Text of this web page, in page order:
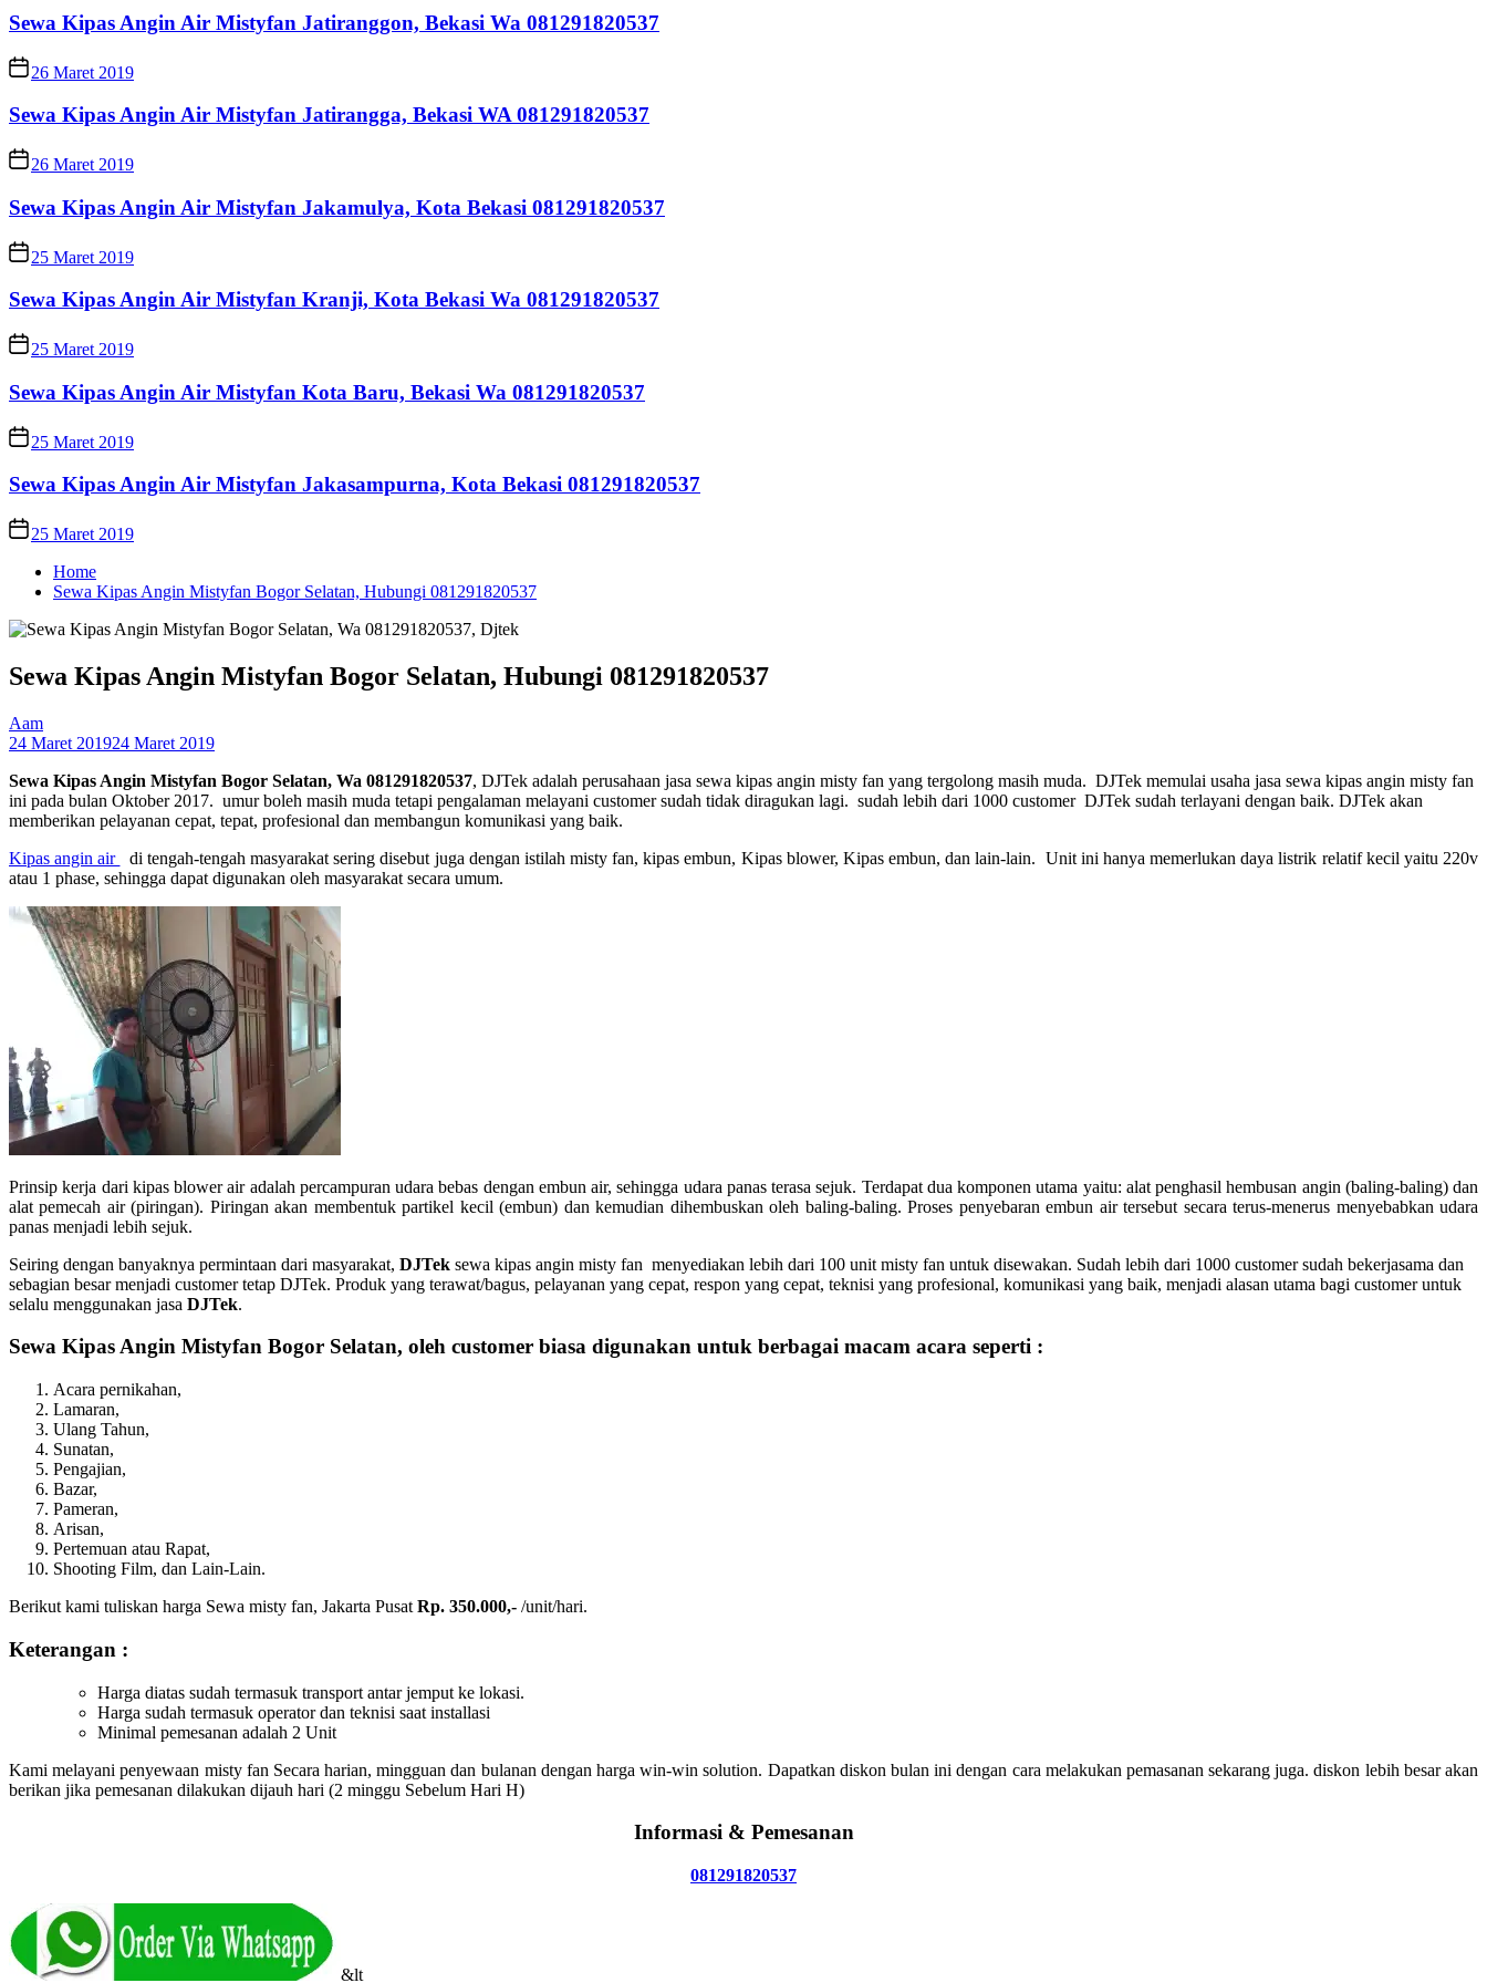
Sewa Kipas Angin Air Mistyfan Jatiranggon, Bekasi Wa 081291820537
26 Maret 2019
Sewa Kipas Angin Air Mistyfan Jatirangga, Bekasi WA 081291820537
26 Maret 2019
Sewa Kipas Angin Air Mistyfan Jakamulya, Kota Bekasi 081291820537
25 Maret 2019
Sewa Kipas Angin Air Mistyfan Kranji, Kota Bekasi Wa 081291820537
25 Maret 2019
Sewa Kipas Angin Air Mistyfan Kota Baru, Bekasi Wa 081291820537
25 Maret 2019
Sewa Kipas Angin Air Mistyfan Jakasampurna, Kota Bekasi 081291820537
25 Maret 2019
Home
Sewa Kipas Angin Mistyfan Bogor Selatan, Hubungi 081291820537
Sewa Kipas Angin Mistyfan Bogor Selatan, Hubungi 081291820537
Aam
24 Maret 201924 Maret 2019
Sewa Kipas Angin Mistyfan Bogor Selatan, Wa 081291820537, DJTek adalah perusahaan jasa sewa kipas angin misty fan yang tergolong masih muda. DJTek memulai usaha jasa sewa kipas angin misty fan
ini pada bulan Oktober 2017. umur boleh masih muda tetapi pengalaman melayani customer sudah tidak diragukan lagi. sudah lebih dari 1000 customer DJTek sudah terlayani dengan baik. DJTek akan
memberikan pelayanan cepat, tepat, profesional dan membangun komunikasi yang baik.
Kipas angin air
di tengah-tengah masyarakat sering disebut juga dengan istilah misty fan, kipas embun, Kipas blower, Kipas embun, dan lain-lain. Unit ini hanya memerlukan daya listrik relatif kecil yaitu 220v
atau 1 phase, sehingga dapat digunakan oleh masyarakat secara umum.
Prinsip kerja dari kipas blower air adalah percampuran udara bebas dengan embun air, sehingga udara panas terasa sejuk. Terdapat dua komponen utama yaitu: alat penghasil hembusan angin (baling-baling) dan
alat pemecah air (piringan). Piringan akan membentuk partikel kecil (embun) dan kemudian dihembuskan oleh baling-baling. Proses penyebaran embun air tersebut secara terus-menerus menyebabkan udara
panas menjadi lebih sejuk.
Seiring dengan banyaknya permintaan dari masyarakat, DJTek sewa kipas angin misty fan menyediakan lebih dari 100 unit misty fan untuk disewakan. Sudah lebih dari 1000 customer sudah bekerjasama dan
sebagian besar menjadi customer tetap DJTek. Produk yang terawat/bagus, pelayanan yang cepat, respon yang cepat, teknisi yang profesional, komunikasi yang baik, menjadi alasan utama bagi customer untuk
selalu menggunakan jasa DJTek.
Sewa Kipas Angin Mistyfan Bogor Selatan, oleh customer biasa digunakan untuk berbagai macam acara seperti :
Acara pernikahan,
Lamaran,
Ulang Tahun,
Sunatan,
Pengajian,
Bazar,
Pameran,
Arisan,
Pertemuan atau Rapat,
Shooting Film, dan Lain-Lain.
Berikut kami tuliskan harga Sewa misty fan, Jakarta Pusat Rp. 350.000,- /unit/hari.
Keterangan :
Harga diatas sudah termasuk transport antar jemput ke lokasi.
Harga sudah termasuk operator dan teknisi saat installasi
Minimal pemesanan adalah 2 Unit
Kami melayani penyewaan misty fan Secara harian, mingguan dan bulanan dengan harga win-win solution. Dapatkan diskon bulan ini dengan cara melakukan pemasanan sekarang juga. diskon lebih besar akan
berikan jika pemesanan dilakukan dijauh hari (2 minggu Sebelum Hari H)
Informasi & Pemesanan
081291820537
&lt